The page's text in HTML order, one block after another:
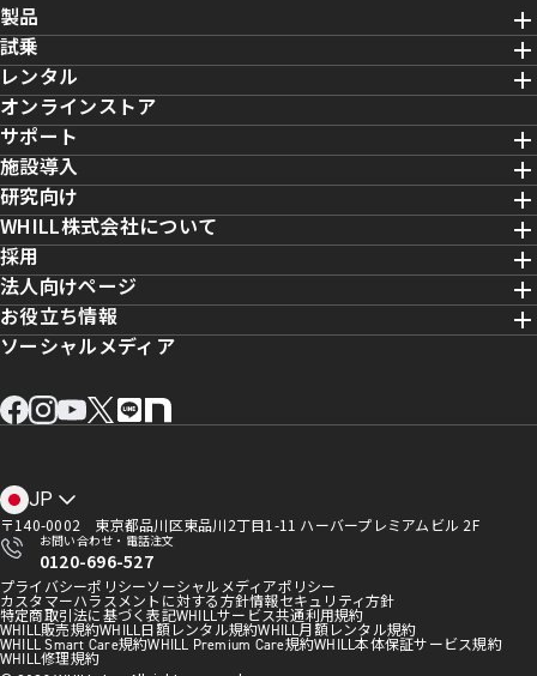
製品
試乗
レンタル
オンラインストア
サポート
施設導入
研究向け
WHILL株式会社について
採用
法人向けページ
お役立ち情報
ソーシャルメディア
JP
〒140-0002 東京都品川区東品川2丁目1-11 ハーバープレミアムビル 2F
お問い合わせ・電話注文
0120-696-527
プライバシーポリシーソーシャルメディアポリシー
カスタマーハラスメントに対する方針情報セキュリティ方針
特定商取引法に基づく表記WHILLサービス共通利用規約
WHILL販売規約WHILL日額レンタル規約WHILL月額レンタル規約
WHILL Smart Care規約WHILL Premium Care規約WHILL本体保証サービス規約
WHILL修理規約